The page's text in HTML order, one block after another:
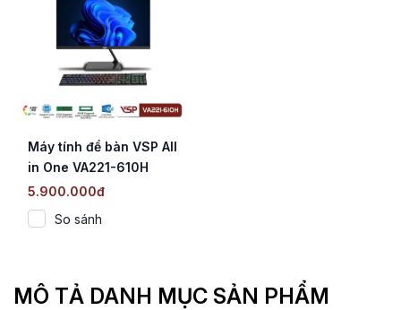
Máy tính để bàn VSP All
in One VA221-610H
(21.45"/FHD/60Hz)
5.900.000đ
So sánh
MÔ TẢ DANH MỤC SẢN PHẨM